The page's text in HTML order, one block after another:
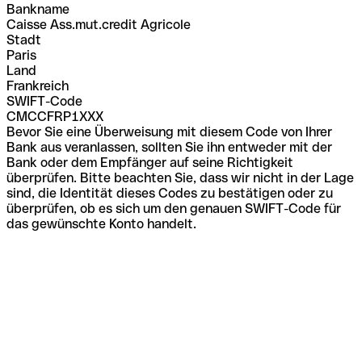
Bankname
Caisse Ass.mut.credit Agricole
Stadt
Paris
Land
Frankreich
SWIFT-Code
CMCCFRP1XXX
Bevor Sie eine Überweisung mit diesem Code von Ihrer
Bank aus veranlassen, sollten Sie ihn entweder mit der
Bank oder dem Empfänger auf seine Richtigkeit
überprüfen. Bitte beachten Sie, dass wir nicht in der Lage
sind, die Identität dieses Codes zu bestätigen oder zu
überprüfen, ob es sich um den genauen SWIFT-Code für
das gewünschte Konto handelt.